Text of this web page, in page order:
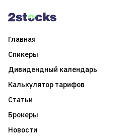
Главная
Спикеры
Дивидендный календарь
Калькулятор тарифов
Статьи
Брокеры
Новости